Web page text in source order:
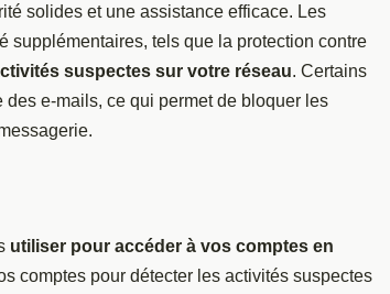
solides et une assistance efficace. Les
supplémentaires, tels que la protection contre
suspectes sur votre réseau. Certains
e-mails, ce qui permet de bloquer les
utiliser pour accéder à vos comptes en
comptes pour détecter les activités suspectes